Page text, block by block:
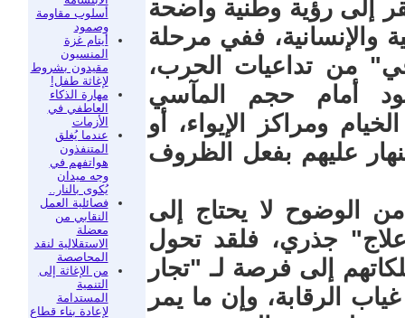
أسلوب مقاومة
وصمود
أيتام غزة
المنسيون
مقيدون بشروط
لإغاثة طفل!
مهارة الذكاء
العاطفي في
الأزمات
عندما يُغلق
المتنفذون
هواتفهم في
وجه ميدان
يُكوى بالنار..
فصائلية العمل
النقابي من
معضلة
الاستقلالية لنقد
المحاصصة
من الإغاثة إلى
التنمية
المستدامة
لإعادة بناء قطاع
إلى رؤية وطنية واضحة
والإنسانية، ففي مرحلة
من تداعيات الحرب،
أمام حجم المآسي
ومراكز الإيواء، أو
عليهم بفعل الظروف
الوضوح لا يحتاج إلى
جذري، فلقد تحول
إلى فرصة لـ "تجار
الرقابة، وإن ما يمر